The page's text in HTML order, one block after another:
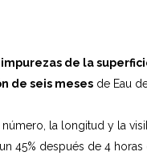
de la
de seis meses de Eau
la longitud y la
45% después de 4 horas